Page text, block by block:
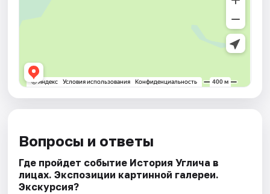
Вопросы и ответы
Где пройдет событие История Углича в
лицах. Экспозиции картинной галереи.
Экскурсия?